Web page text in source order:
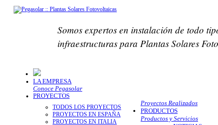
Somos expertos en instalación de todo
infraestructuras para Plantas Solares
LA EMPRESA
Conoce Pegasolar
PROYECTOS
Proyectos Realizados
TODOS LOS PROYECTOS
PROYECTOS EN ESPAÑA
PROYECTOS EN ITALIA
PRODUCTOS
Productos y Servicios